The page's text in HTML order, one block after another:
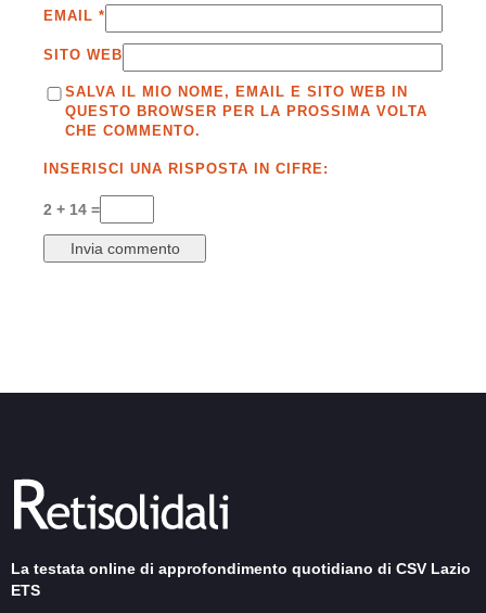
EMAIL *
SITO WEB
SALVA IL MIO NOME, EMAIL E SITO WEB IN
QUESTO BROWSER PER LA PROSSIMA VOLTA
CHE COMMENTO.
INSERISCI UNA RISPOSTA IN CIFRE:
2 + 14 =
La testata online di approfondimento quotidiano di CSV Lazio
ETS